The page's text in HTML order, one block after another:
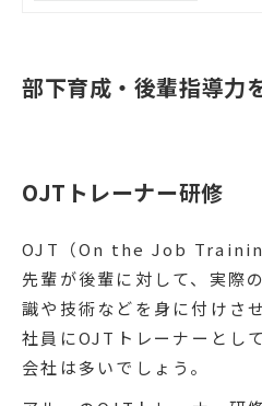
部下育成・後輩指導力
OJTトレーナー研修
OJT（On the Job
先輩が後輩に対して、実際
識や技術などを身に付けさ
社員にOJTトレーナーとし
会社は多いでしょう。